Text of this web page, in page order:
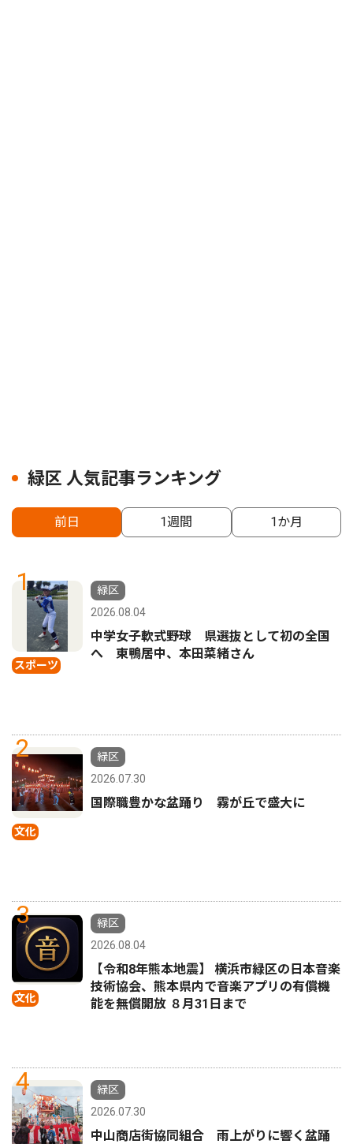
緑区 人気記事ランキング
前日 1週間 1か月
1
スポーツ
緑区
2026.08.04
中学女子軟式野球 県選抜として初の全国
へ 東鴨居中、本田菜緒さん
2
文化
緑区
2026.07.30
国際職豊かな盆踊り 霧が丘で盛大に
3
文化
緑区
2026.08.04
【令和8年熊本地震】 横浜市緑区の日本音楽
技術協会、熊本県内で音楽アプリの有償機
能を無償開放 ８月31日まで
4
緑区
2026.07.30
中山商店街協同組合 雨上がりに響く盆踊